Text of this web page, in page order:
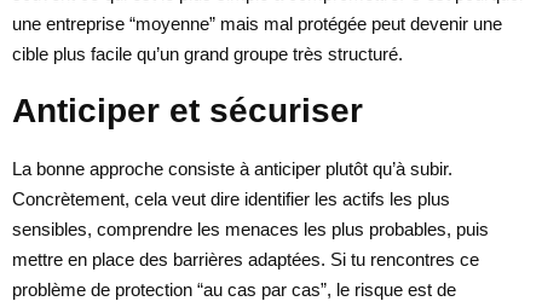
une entreprise “moyenne” mais mal protégée peut devenir une
cible plus facile qu’un grand groupe très structuré.
Anticiper et sécuriser
La bonne approche consiste à anticiper plutôt qu’à subir.
Concrètement, cela veut dire identifier les actifs les plus
sensibles, comprendre les menaces les plus probables, puis
mettre en place des barrières adaptées. Si tu rencontres ce
problème de protection “au cas par cas”, le risque est de